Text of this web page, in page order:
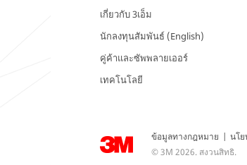
เกี่ยวกับ 3เอ็ม
นักลงทุนสัมพันธ์ (English)
คู่ค้าและซัพพลายเออร์
เทคโนโลยี
ข้อมูลทางกฎหมาย | นโ
© 3M 2026. สงวนสิทธิ.